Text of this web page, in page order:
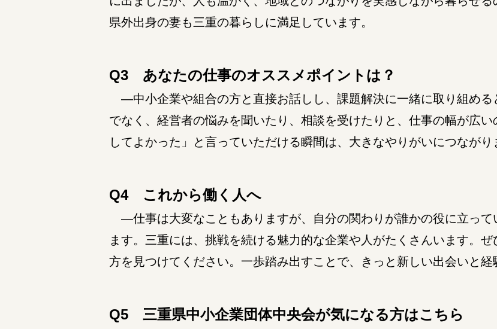
県外出身の妻も三重の暮らしに満足しています。
Q3 あなたの仕事のオススメポイントは？
―中小企業や組合の方と直接お話しし、課題解決に一緒に取り組める
でなく、経営者の悩みを聞いたり、相談を受けたりと、仕事の幅が広
してよかった」と言っていただける瞬間は、大きなやりがいにつながり
Q4 これから働く人へ
―仕事は大変なこともありますが、自分の関わりが誰かの役に立って
ます。三重には、挑戦を続ける魅力的な企業や人がたくさんいます。
方を見つけてください。一歩踏み出すことで、きっと新しい出会いと経
Q5 三重県中小企業団体中央会が気になる方はこちら